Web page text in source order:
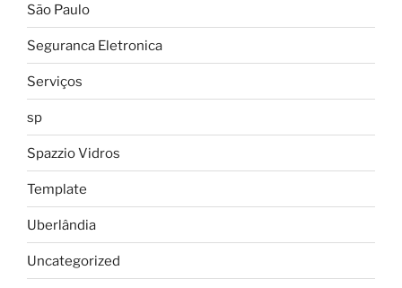
São Paulo
Seguranca Eletronica
Serviços
sp
Spazzio Vidros
Template
Uberlândia
Uncategorized